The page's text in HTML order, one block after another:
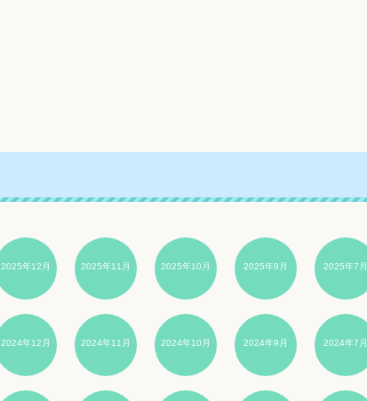
2025年12月 2025年11月 2025年10月 2025年9月 2025年7月
2024年12月 2024年11月 2024年10月 2024年9月 2024年7月